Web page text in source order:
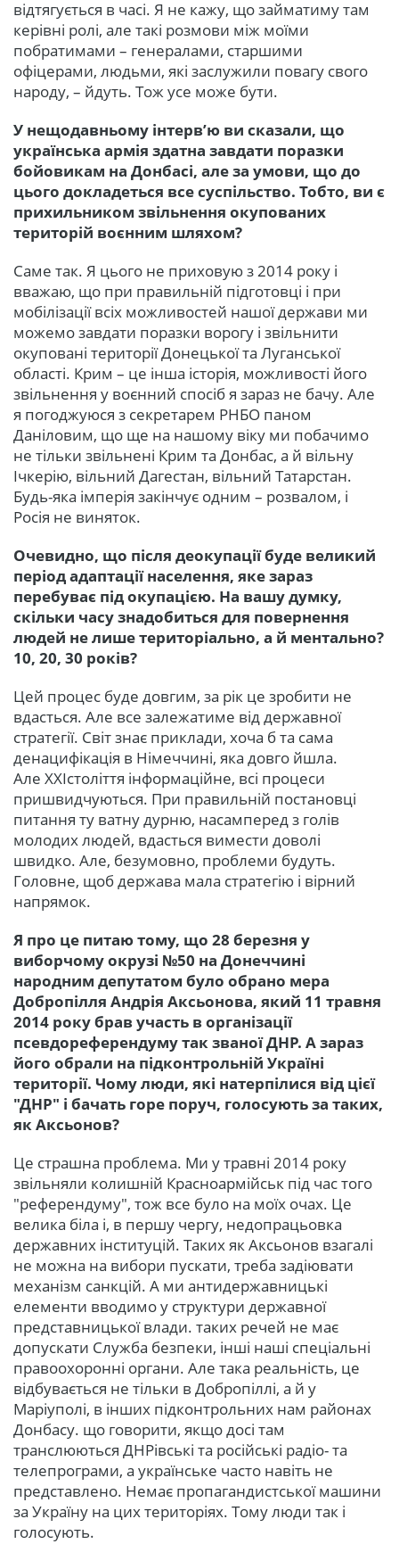
відтягується в часі. Я не кажу, що займатиму там
керівні ролі, але такі розмови між моїми
побратимами – генералами, старшими
офіцерами, людьми, які заслужили повагу свого
народу, – йдуть. Тож усе може бути.
У нещодавньому інтерв’ю ви сказали, що
українська армія здатна завдати поразки
бойовикам на Донбасі, але за умови, що до
цього докладеться все суспільство. Тобто, ви є
прихильником звільнення окупованих
територій воєнним шляхом?
Саме так. Я цього не приховую з 2014 року і
вважаю, що при правильній підготовці і при
мобілізації всіх можливостей нашої держави ми
можемо завдати поразки ворогу і звільнити
окуповані території Донецької та Луганської
області. Крим – це інша історія, можливості його
звільнення у воєнний спосіб я зараз не бачу. Але
я погоджуюся з секретарем РНБО паном
Даніловим, що ще на нашому віку ми побачимо
не тільки звільнені Крим та Донбас, а й вільну
Ічкерію, вільний Дагестан, вільний Татарстан.
Будь-яка імперія закінчує одним – розвалом, і
Росія не виняток.
Очевидно, що після деокупації буде великий
період адаптації населення, яке зараз
перебуває під окупацією. На вашу думку,
скільки часу знадобиться для повернення
людей не лише територіально, а й ментально?
10, 20, 30 років?
Цей процес буде довгим, за рік це зробити не
вдасться. Але все залежатиме від державної
стратегії. Світ знає приклади, хоча б та сама
денацифікація в Німеччині, яка довго йшла.
Але XXIстоліття інформаційне, всі процеси
пришвидчуються. При правильній постановці
питання ту ватну дурню, насамперед з голів
молодих людей, вдасться вимести доволі
швидко. Але, безумовно, проблеми будуть.
Головне, щоб держава мала стратегію і вірний
напрямок.
Я про це питаю тому, що 28 березня у
виборчому окрузі №50 на Донеччині
народним депутатом було обрано мера
Добропілля Андрія Аксьонова, який 11 травня
2014 року брав участь в організації
псевдореферендуму так званої ДНР. А зараз
його обрали на підконтрольній Україні
території. Чому люди, які натерпілися від цієї
"ДНР" і бачать горе поруч, голосують за таких,
як Аксьонов?
Це страшна проблема. Ми у травні 2014 року
звільняли колишній Красноармійськ під час того
"референдуму", тож все було на моїх очах. Це
велика біла і, в першу чергу, недопрацьовка
державних інституцій. Таких як Аксьонов взагалі
не можна на вибори пускати, треба задіювати
механізм санкцій. А ми антидержавницькі
елементи вводимо у структури державної
представницької влади. таких речей не має
допускати Служба безпеки, інші наші спеціальні
правоохоронні органи. Але така реальність, це
відбувається не тільки в Добропіллі, а й у
Маріуполі, в інших підконтрольних нам районах
Донбасу. що говорити, якщо досі там
транслюються ДНРівські та російські радіо- та
телепрограми, а українське часто навіть не
представлено. Немає пропагандистської машини
за Україну на цих територіях. Тому люди так і
голосують.